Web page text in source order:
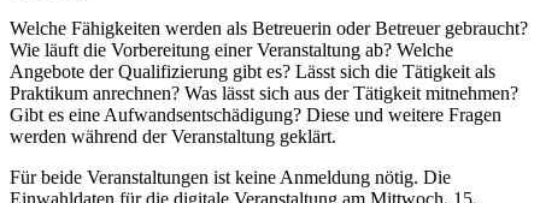
Welche Fähigkeiten werden als Betreuerin oder Betreuer gebraucht?
Wie läuft die Vorbereitung einer Veranstaltung ab? Welche
Angebote der Qualifizierung gibt es? Lässt sich die Tätigkeit als
Praktikum anrechnen? Was lässt sich aus der Tätigkeit mitnehmen?
Gibt es eine Aufwandsentschädigung? Diese und weitere Fragen
werden während der Veranstaltung geklärt.
Für beide Veranstaltungen ist keine Anmeldung nötig. Die